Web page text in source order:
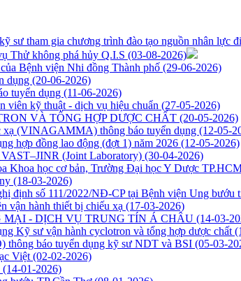
sư tham gia chương trình đào tạo nguồn nhân lực
Thử không phá hủy Q.I.S (03-08-2026)
Bệnh viện Nhi đồng Thành phố (29-06-2026)
dụng (20-06-2026)
tuyển dụng (11-06-2026)
viên kỹ thuật - dịch vụ hiệu chuẩn (27-05-2026)
VÀ TỔNG HỢP DƯỢC CHẤT (20-05-2026)
xạ (VINAGAMMA) thông báo tuyển dụng (12-05-
hợp đồng lao động (đợt 1) năm 2026 (12-05-2026)
(Joint Laboratory) (30-04-2026)
Khoa học cơ bản, Trường Đại học Y Dược
(18-03-2026)
định số 111/2022/NĐ-CP tại Bệnh viện Ung bướu
vận hành thiết bị chiếu xạ (17-03-2026)
MẠI - DỊCH VỤ TRUNG TÍN Á CHÂU (14-03-
Kỹ sư vận hành cyclotron và tổng hợp dược chất
báo tuyển dụng kỹ sư NDT và BSI (05-03-
Việt (02-02-2026)
(14-01-2026)